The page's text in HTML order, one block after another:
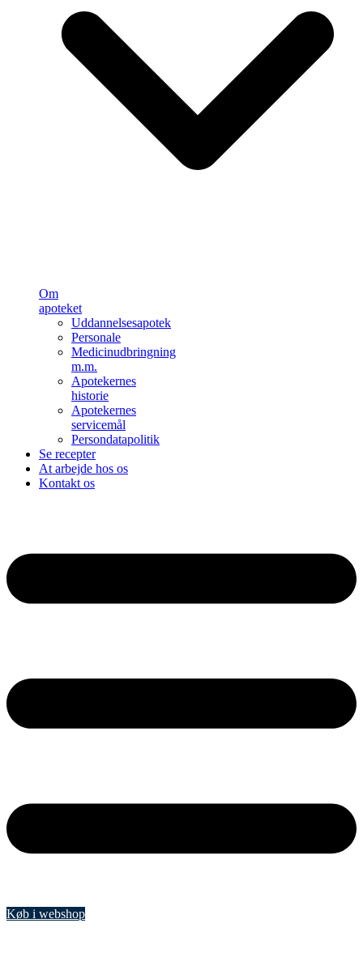
Om
apoteket
Uddannelsesapotek
Personale
Medicinudbringning
m.m.
Apotekernes
historie
Apotekernes
servicemål
Persondatapolitik
Se recepter
At arbejde hos os
Kontakt os
Køb i webshop